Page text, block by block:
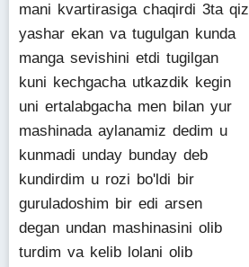
mani kvartirasiga chaqirdi 3ta qiz
yashar ekan va tugulgan kunda
manga sevishini etdi tugilgan
kuni kechgacha utkazdik kegin
uni ertalabgacha men bilan yur
mashinada aylanamiz dedim u
kunmadi unday bunday deb
kundirdim u rozi bo'ldi bir
guruladoshim bir edi arsen
degan undan mashinasini olib
turdim va kelib lolani olib